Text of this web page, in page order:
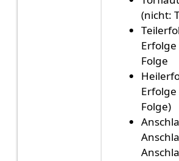
(nicht:
Folge
Folge)